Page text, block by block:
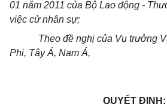
01 năm 2011 của Bộ Lao động -
việc cử nhân sự;
Theo đề nghị của Vụ trưởng
Phi, Tây Á, Nam Á,
QUYẾT ĐỊNH: